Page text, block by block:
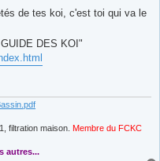
de tes koi, c'est toi qui va le
DES KOI"
filtration maison. Membre du FCKC
autres...